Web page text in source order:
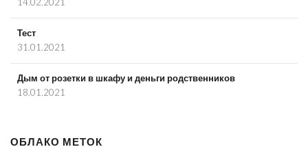
Тест
31.01.2021
Дым от розетки в шкафу и деньги родственников
18.01.2021
ОБЛАКО МЕТОК